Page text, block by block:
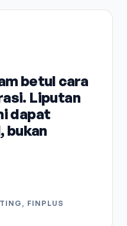
betul cara
Liputan
dapat
bukan
FINPLUS